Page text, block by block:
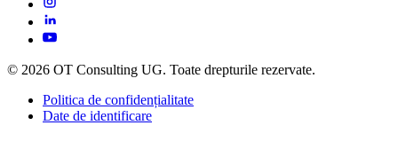
© 2026 OT Consulting UG. Toate drepturile rezervate.
Politica de confidențialitate
Date de identificare